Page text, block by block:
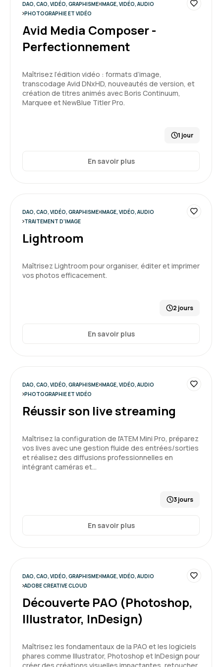
DAO, CAO, VIDÉO, GRAPHISME IMAGE, VIDÉO, AUDIO
PHOTOGRAPHIE ET VIDÉO
Avid Media Composer -
Perfectionnement
Maîtrisez l’édition vidéo : formats d’image,
transcodage Avid DNxHD, nouveautés de version, et
création de titres animés avec Boris Continuum,
Marquee et NewBlue Titler Pro.
1 jour
En savoir plus
DAO, CAO, VIDÉO, GRAPHISME IMAGE, VIDÉO, AUDIO
TRAITEMENT D'IMAGE
Lightroom
Maîtrisez Lightroom pour organiser, éditer et imprimer
vos photos efficacement.
2 jours
En savoir plus
DAO, CAO, VIDÉO, GRAPHISME IMAGE, VIDÉO, AUDIO
PHOTOGRAPHIE ET VIDÉO
Réussir son live streaming
Maîtrisez la configuration de l'ATEM Mini Pro, préparez
vos lives avec une gestion fluide des entrées/sorties
et réalisez des diffusions professionnelles en
intégrant caméras et…
3 jours
En savoir plus
DAO, CAO, VIDÉO, GRAPHISME IMAGE, VIDÉO, AUDIO
ADOBE CREATIVE CLOUD
Découverte PAO (Photoshop,
Illustrator, InDesign)
Maîtrisez les fondamentaux de la PAO et les logiciels
phares comme Illustrator, Photoshop et InDesign pour